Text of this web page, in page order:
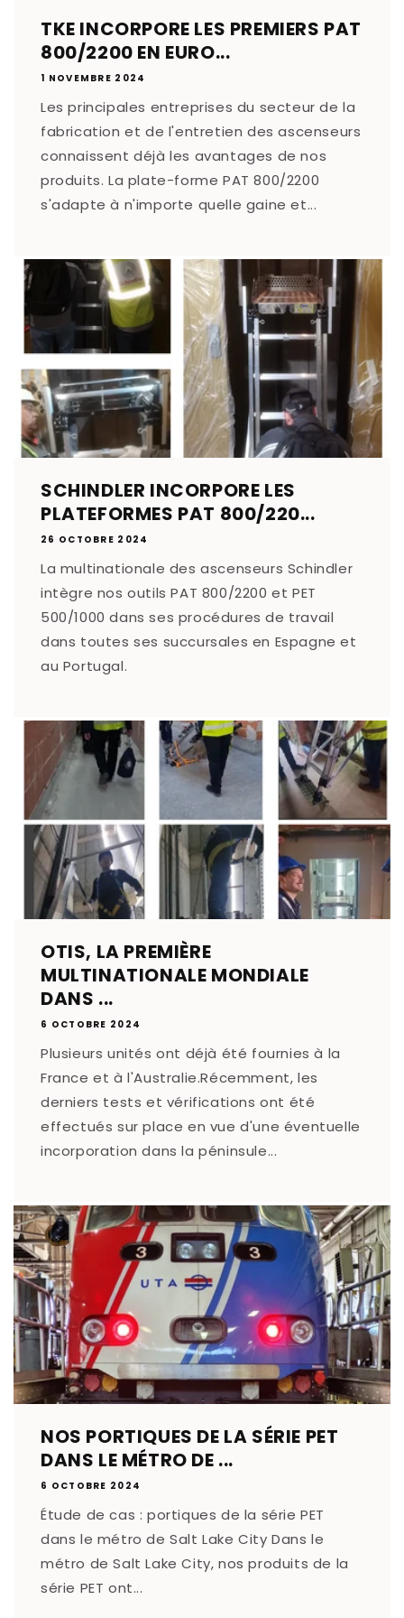
TKE INCORPORE LES PREMIERS PAT
800/2200 EN EURO...
1 NOVEMBRE 2024
Les principales entreprises du secteur de la
fabrication et de l'entretien des ascenseurs
connaissent déjà les avantages de nos
produits. La plate-forme PAT 800/2200
s'adapte à n'importe quelle gaine et...
SCHINDLER INCORPORE LES
PLATEFORMES PAT 800/220...
26 OCTOBRE 2024
La multinationale des ascenseurs Schindler
intègre nos outils PAT 800/2200 et PET
500/1000 dans ses procédures de travail
dans toutes ses succursales en Espagne et
au Portugal.
OTIS, LA PREMIÈRE
MULTINATIONALE MONDIALE
DANS ...
6 OCTOBRE 2024
Plusieurs unités ont déjà été fournies à la
France et à l'Australie.Récemment, les
derniers tests et vérifications ont été
effectués sur place en vue d'une éventuelle
incorporation dans la péninsule...
NOS PORTIQUES DE LA SÉRIE PET
DANS LE MÉTRO DE ...
6 OCTOBRE 2024
Étude de cas : portiques de la série PET
dans le métro de Salt Lake City Dans le
métro de Salt Lake City, nos produits de la
série PET ont...